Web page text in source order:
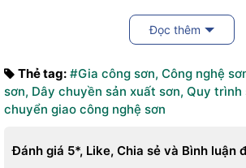
cách thi công sơn và bảo quản đúng
Lớp màu đen khi khô lại bám rất chặt
trường hợp bong tróc bề mặt rất khó có
hợp với kính cường lực. Tạo độ sử dụng
và màu sắc sẽ hài hòa hơn.
Đọc thêm
Thẻ tag: #Gia công sơn, Công nghệ
sơn, Dây chuyền sản xuất sơn, Quy trình
chuyển giao công nghệ sơn
Đánh giá 5*, Like, Chia sẻ và Bình luận